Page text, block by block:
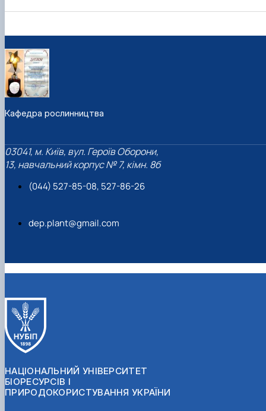
Кафедра рослинництва
03041, м. Київ, вул. Героїв Оборони,
13, навчальний корпус № 7, кімн. 8б
(044) 527-85-08, 527-86-26
dep.plant@gmail.com
НАЦІОНАЛЬНИЙ УНІВЕРСИТЕТ
БІОРЕСУРСІВ І
ПРИРОДОКОРИСТУВАННЯ УКРАЇНИ